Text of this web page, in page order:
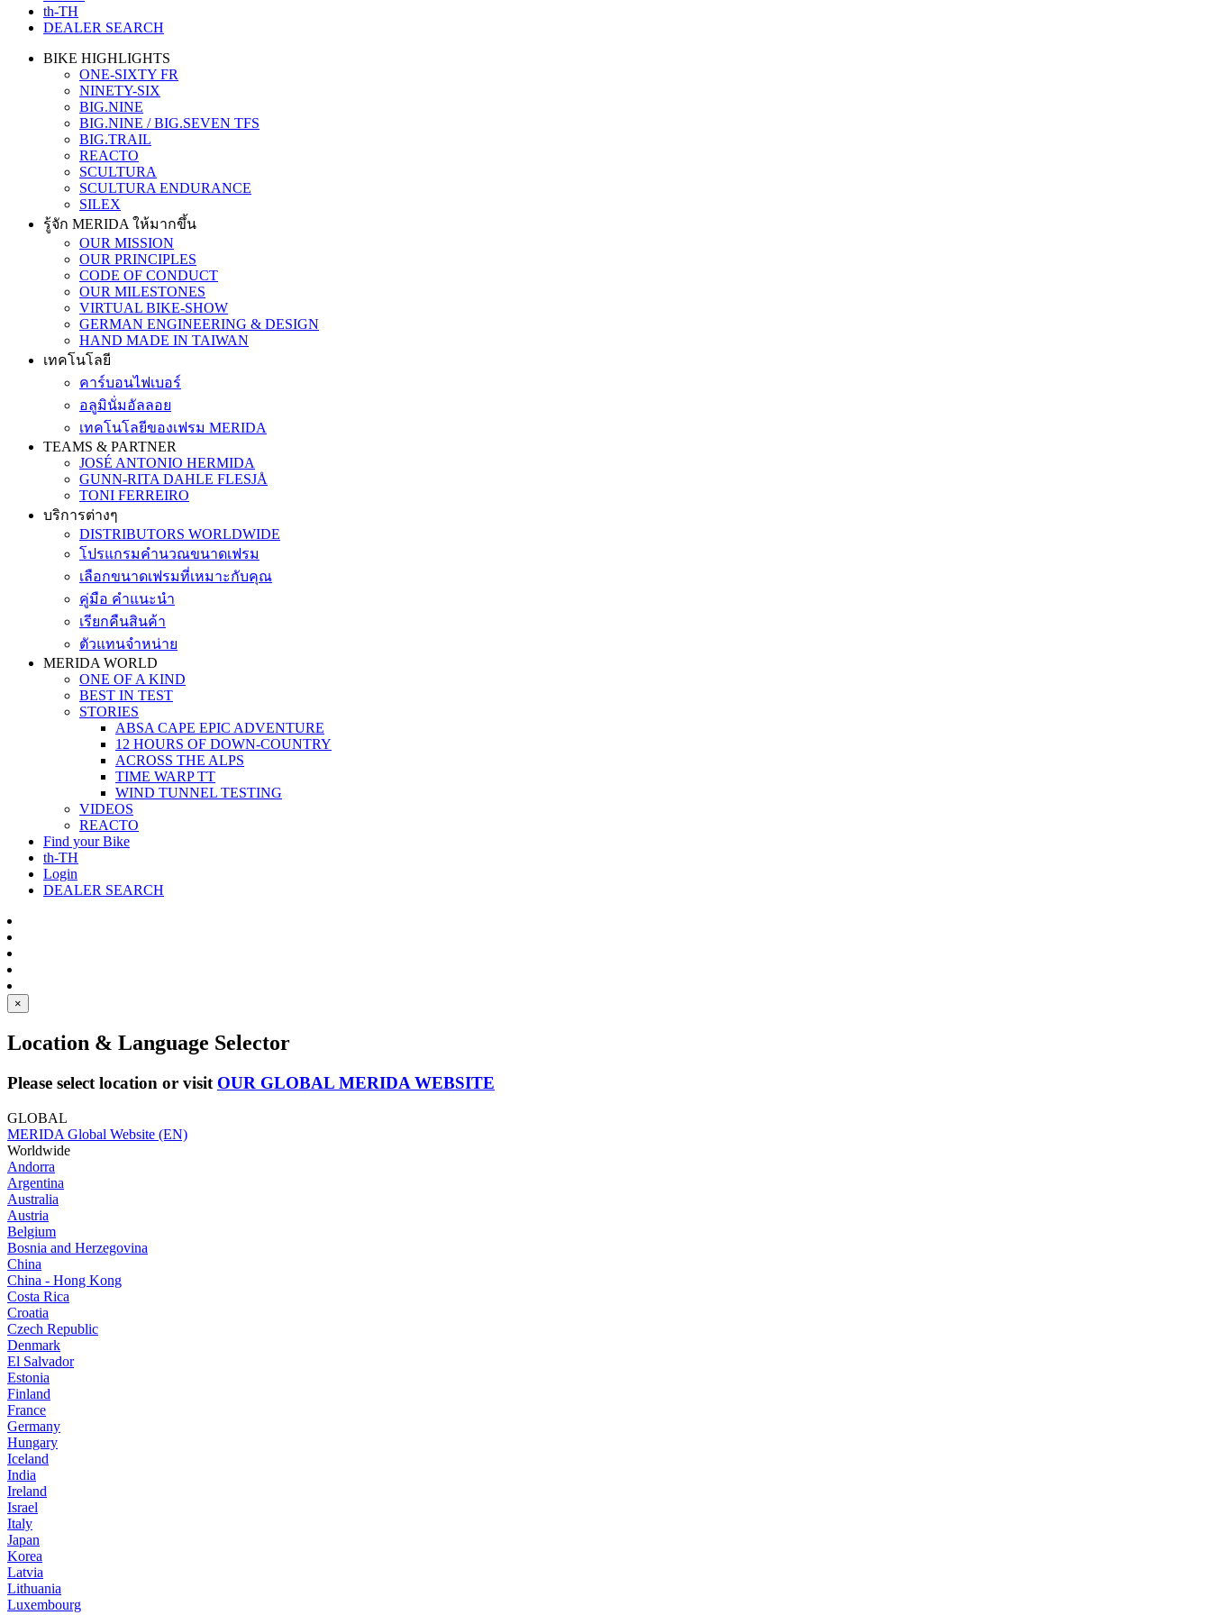
th-TH
DEALER SEARCH
BIKE HIGHLIGHTS
ONE-SIXTY FR
NINETY-SIX
BIG.NINE
BIG.NINE / BIG.SEVEN TFS
BIG.TRAIL
REACTO
SCULTURA
SCULTURA ENDURANCE
SILEX
รู้จัก MERIDA ให้มากขึ้น
OUR MISSION
OUR PRINCIPLES
CODE OF CONDUCT
OUR MILESTONES
VIRTUAL BIKE-SHOW
GERMAN ENGINEERING & DESIGN
HAND MADE IN TAIWAN
เทคโนโลยี
คาร์บอนไฟเบอร์
อลูมินั่มอัลลอย
เทคโนโลยีของเฟรม MERIDA
TEAMS & PARTNER
JOSÉ ANTONIO HERMIDA
GUNN-RITA DAHLE FLESJÅ
TONI FERREIRO
บริการต่างๆ
DISTRIBUTORS WORLDWIDE
โปรแกรมคำนวณขนาดเฟรม
เลือกขนาดเฟรมที่เหมาะกับคุณ
คู่มือ คำแนะนำ
เรียกคืนสินค้า
ตัวแทนจำหน่าย
MERIDA WORLD
ONE OF A KIND
BEST IN TEST
STORIES
ABSA CAPE EPIC ADVENTURE
12 HOURS OF DOWN-COUNTRY
ACROSS THE ALPS
TIME WARP TT
WIND TUNNEL TESTING
VIDEOS
REACTO
Find your Bike
th-TH
Login
DEALER SEARCH
×
Location & Language Selector
Please select location or visit OUR GLOBAL MERIDA WEBSITE
GLOBAL
MERIDA Global Website (EN)
Worldwide
Andorra
Argentina
Australia
Austria
Belgium
Bosnia and Herzegovina
China
China - Hong Kong
Costa Rica
Croatia
Czech Republic
Denmark
El Salvador
Estonia
Finland
France
Germany
Hungary
Iceland
India
Ireland
Israel
Italy
Japan
Korea
Latvia
Lithuania
Luxembourg